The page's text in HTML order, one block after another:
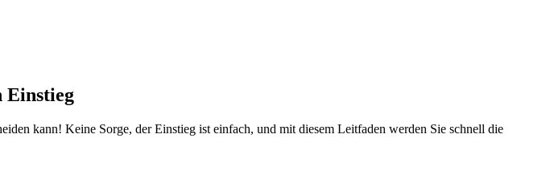
Einstieg
kann! Keine Sorge, der Einstieg ist einfach, und mit diesem Leitfaden werden Sie schnell die